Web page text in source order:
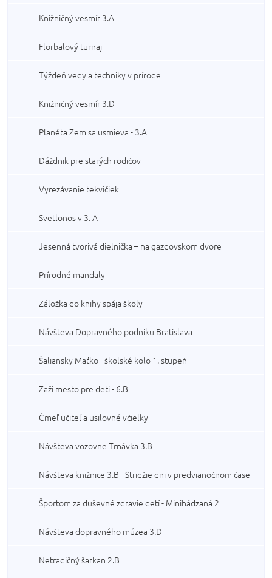
Knižničný vesmír 3.A
Florbalový turnaj
Týždeň vedy a techniky v prírode
Knižničný vesmír 3.D
Planéta Zem sa usmieva - 3.A
Dáždnik pre starých rodičov
Vyrezávanie tekvičiek
Svetlonos v 3. A
Jesenná tvorivá dielnička – na gazdovskom dvore
Prírodné mandaly
Záložka do knihy spája školy
Návšteva Dopravného podniku Bratislava
Šaliansky Maťko - školské kolo 1. stupeň
Zaži mesto pre deti - 6.B
Čmeľ učiteľ a usilovné včielky
Návšteva vozovne Trnávka 3.B
Návšteva knižnice 3.B - Stridžie dni v predvianočnom čase
Športom za duševné zdravie detí - Minihádzaná 2
Návšteva dopravného múzea 3.D
Netradičný šarkan 2.B